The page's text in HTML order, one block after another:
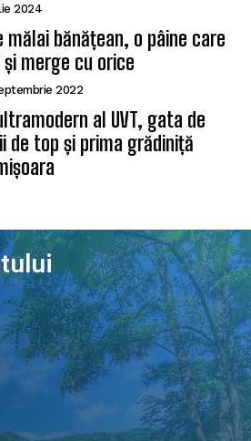
2024
mălai bănățean, o pâine care
merge cu orice
2022
al UVT, gata de
de top și prima grădiniță